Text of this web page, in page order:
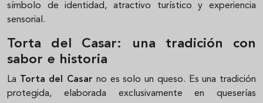
símbolo de identidad, atractivo turístico y experiencia
sensorial.
Torta del Casar: una tradición con
sabor e historia
La Torta del Casar no es solo un queso. Es una tradición
protegida, elaborada exclusivamente en queserías